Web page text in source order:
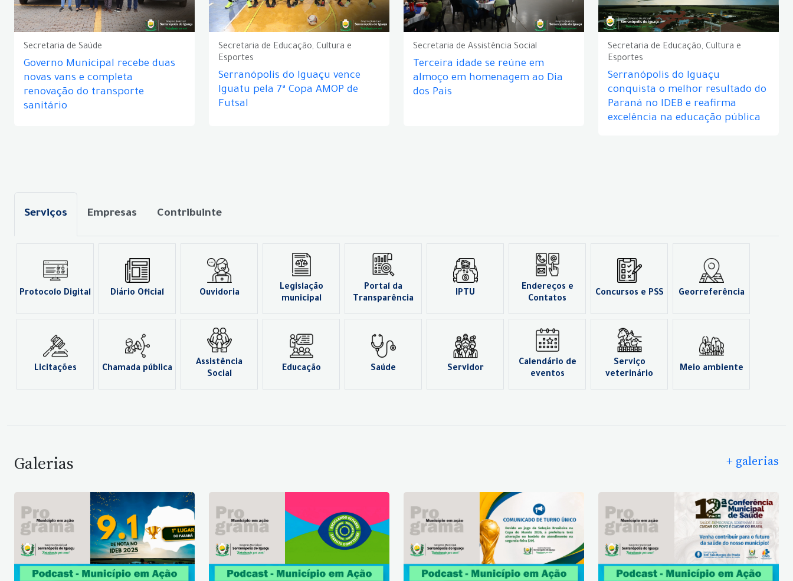
Secretaria de Saúde
Governo Municipal recebe duas
novas vans e completa
renovação do transporte
sanitário
Secretaria de Educação, Cultura e
Esportes
Serranópolis do Iguaçu vence
Iguatu pela 7ª Copa AMOP de
Futsal
Secretaria de Assistência Social
Terceira idade se reúne em
almoço em homenagem ao Dia
dos Pais
Secretaria de Educação, Cultura e
Esportes
Serranópolis do Iguaçu
conquista o melhor resultado do
Paraná no IDEB e reafirma
excelência na educação pública
Serviços Empresas Contribuinte
Protocolo Digital Diário Oficial Ouvidoria
Legislação
municipal
Portal da
Transparência
IPTU
Endereços e
Contatos
Concursos e PSS Georreferência
Licitações Chamada pública
Assistência
Social
Educação Saúde Servidor
Calendário de
eventos
Serviço
veterinário
Meio ambiente
Galerias + galerias